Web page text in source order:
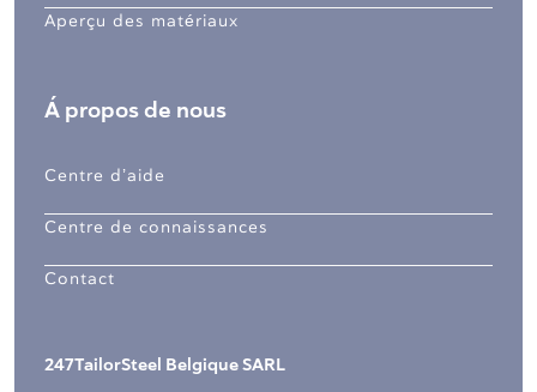
Aperçu des matériaux
Á propos de nous
Centre d’aide
Centre de connaissances
Contact
247TailorSteel Belgique SARL